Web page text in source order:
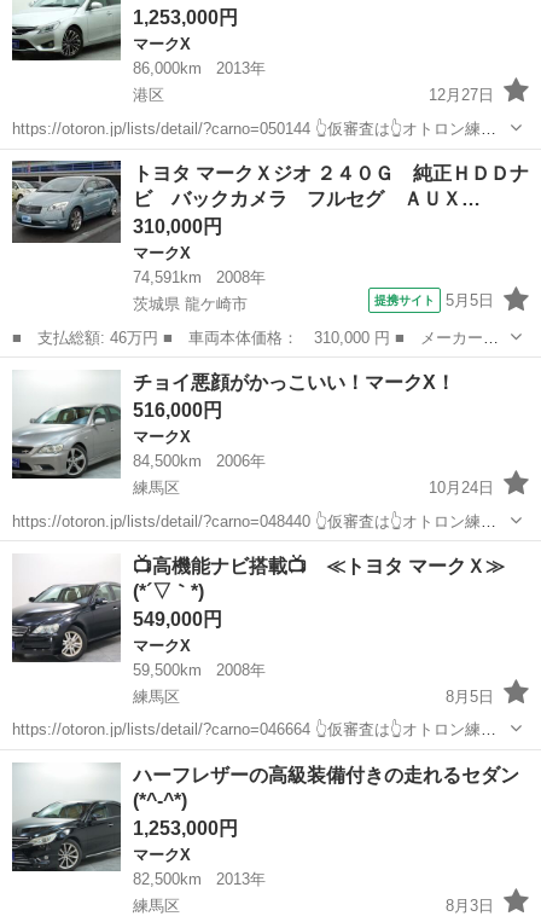
1,253,000円
マークX
86,000km
2013年
港区
12月27日
https://otoron.jp/lists/detail/?carno=050144 👆仮審査は👆オトロン練馬
店へ✨👆🌠 スタイリッシュでシックなカラーリングでおすすめな一台
です！ 🔴下取最低保証金額アップ...
東京 港区 マークX 電話番号
トヨタ マークＸジオ ２４０Ｇ 純正ＨＤＤナ
ビ バックカメラ フルセグ ＡＵＸ…
310,000円
マークX
74,591km
2008年
茨城県 龍ケ崎市
提携サイト 5月5日
■ 支払総額: 46万円 ■ 車両本体価格： 310,000 円 ■ メーカー
名： トヨタ ■ 車種名： マークＸジオ ■ グレード名： ２４０
Ｇ 純正ＨＤＤナビ バックカメラ フルセグ ＡＵＸ スマートキ
ー プッシュスタ...
龍ケ崎市 マークX
チョイ悪顔がかっこいい！マークX！
516,000円
マークX
84,500km
2006年
練馬区
10月24日
https://otoron.jp/lists/detail/?carno=048440 👆仮審査は👆オトロン練馬
店へ✨👆🌠 ✨毎日10件以上入庫中✨全店舗の在庫をご納車可能！！ 🔴
下取最低保証金額アップ中🎊🔴...
マークX 電話番号
📺高機能ナビ搭載📺 ≪トヨタ マークＸ≫
(*´▽｀*)
549,000円
マークX
59,500km
2008年
練馬区
8月5日
https://otoron.jp/lists/detail/?carno=046664 👆仮審査は👆オトロン練馬
店へ✨👆🌠 ✨毎日10件以上入庫中✨全店舗の在庫をご納車可能！！ 🔴
下取最低保証金額アップ中🎊🔴...
東京 練馬区 マークX 電話番号
ハーフレザーの高級装備付きの走れるセダン
(*^-^*)
1,253,000円
マークX
82,500km
2013年
練馬区
8月3日